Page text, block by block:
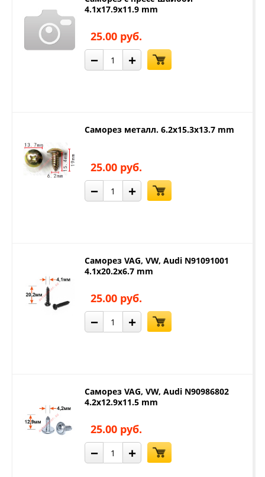
4.1x17.9x11.9 mm
25.00 руб.
− +
Саморез металл. 6.2x15.3x13.7 mm
25.00 руб.
− +
Саморез VAG, VW, Audi N91091001
4.1x20.2x6.7 mm
25.00 руб.
− +
Саморез VAG, VW, Audi N90986802
4.2x12.9x11.5 mm
25.00 руб.
− +